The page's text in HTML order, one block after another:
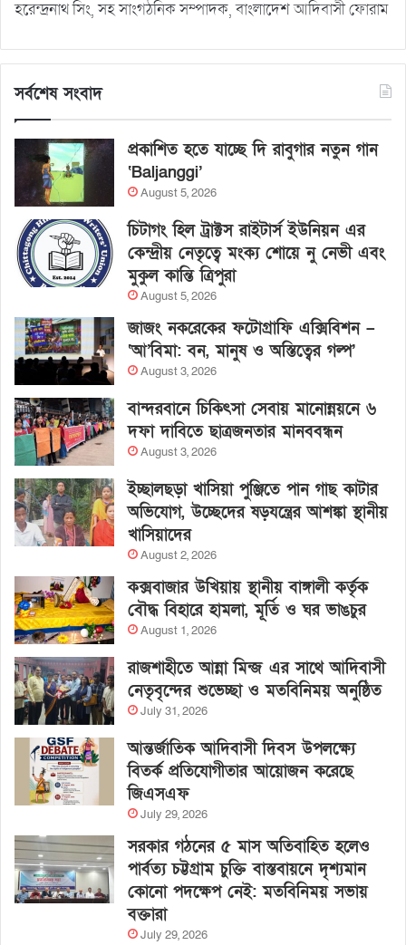
হরেন্দ্রনাথ সিং, সহ সাংগঠনিক সম্পাদক, বাংলাদেশ আদিবাসী ফোরাম
সর্বশেষ সংবাদ
প্রকাশিত হতে যাচ্ছে দি রাবুগার নতুন গান
‘Baljanggi’
August 5, 2026
চিটাগং হিল ট্রাক্টস রাইটার্স ইউনিয়ন এর
কেন্দ্রীয় নেতৃত্বে মংক্য শোয়ে নু নেভী এবং
মুকুল কান্তি ত্রিপুরা
August 5, 2026
জাজং নকরেকের ফটোগ্রাফি এক্সিবিশন –
‘আ’বিমা: বন, মানুষ ও অস্তিত্বের গল্প’
August 3, 2026
বান্দরবানে চিকিৎসা সেবায় মানোন্নয়নে ৬
দফা দাবিতে ছাত্রজনতার মানববন্ধন
August 3, 2026
ইচ্ছালছড়া খাসিয়া পুঞ্জিতে পান গাছ কাটার
অভিযোগ, উচ্ছেদের ষড়যন্ত্রের আশঙ্কা স্থানীয়
খাসিয়াদের
August 2, 2026
কক্সবাজার উখিয়ায় স্থানীয় বাঙ্গালী কর্তৃক
বৌদ্ধ বিহারে হামলা, মূর্তি ও ঘর ভাঙচুর
August 1, 2026
রাজশাহীতে আন্না মিন্জ এর সাথে আদিবাসী
নেতৃবৃন্দের শুভেচ্ছা ও মতবিনিময় অনুষ্ঠিত
July 31, 2026
আন্তর্জাতিক আদিবাসী দিবস উপলক্ষ্যে
বিতর্ক প্রতিযোগীতার আয়োজন করেছে
জিএসএফ
July 29, 2026
সরকার গঠনের ৫ মাস অতিবাহিত হলেও
পার্বত্য চট্টগ্রাম চুক্তি বাস্তবায়নে দৃশ্যমান
কোনো পদক্ষেপ নেই: মতবিনিময় সভায়
বক্তারা
July 29, 2026